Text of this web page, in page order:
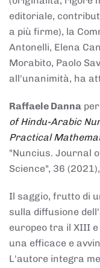
editoriale,
a più firme), la
Antonelli, Elena
Morabito, Paolo
all'unanimità, ha
Raffaele Danna
of Hindu-Arabic
Practical
"Nuncius. Journal
Science", 36
Il saggio, frutto di
sulla diffusione
europeo tra il XIII
una efficace e
L'autore integra